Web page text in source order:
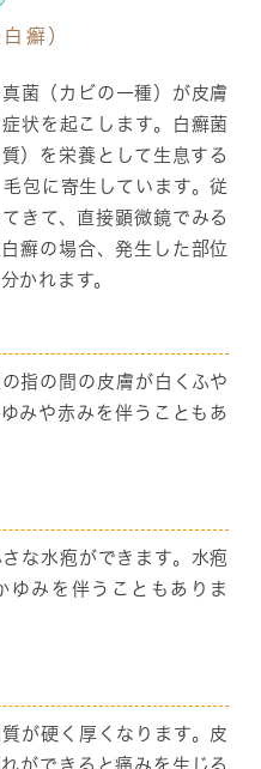
癬）
菌（カビの一種）が皮膚
状を起こします。白癬菌
）を栄養として生息する
包に寄生しています。従
きて、直接顕微鏡でみる
癬の場合、発生した部位
かれます。
指の間の皮膚が白くふや
みや赤みを伴うこともあ
な水疱ができます。水疱
ゆみを伴うこともありま
が硬く厚くなります。皮
ができると痛みを生じる